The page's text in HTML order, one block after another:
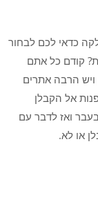
כדאי לכם לבחור
קודם כל אתם
הרבה אתרים
אל הקבלן
ואז לדבר עם
או לא.